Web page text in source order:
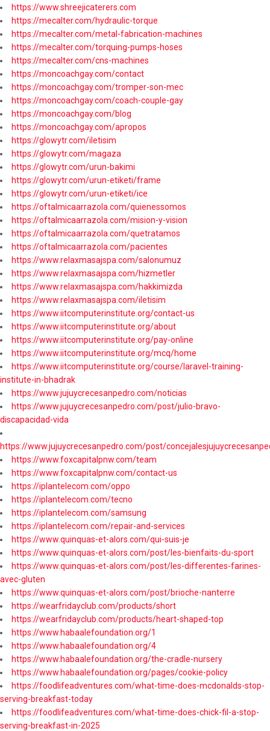
https://www.shreejicaterers.com
https://mecalter.com/hydraulic-torque
https://mecalter.com/metal-fabrication-machines
https://mecalter.com/torquing-pumps-hoses
https://mecalter.com/cns-machines
https://moncoachgay.com/contact
https://moncoachgay.com/tromper-son-mec
https://moncoachgay.com/coach-couple-gay
https://moncoachgay.com/blog
https://moncoachgay.com/apropos
https://glowytr.com/iletisim
https://glowytr.com/magaza
https://glowytr.com/urun-bakimi
https://glowytr.com/urun-etiketi/frame
https://glowytr.com/urun-etiketi/ice
https://oftalmicaarrazola.com/quienessomos
https://oftalmicaarrazola.com/mision-y-vision
https://oftalmicaarrazola.com/quetratamos
https://oftalmicaarrazola.com/pacientes
https://www.relaxmasajspa.com/salonumuz
https://www.relaxmasajspa.com/hizmetler
https://www.relaxmasajspa.com/hakkimizda
https://www.relaxmasajspa.com/iletisim
https://www.iitcomputerinstitute.org/contact-us
https://www.iitcomputerinstitute.org/about
https://www.iitcomputerinstitute.org/pay-online
https://www.iitcomputerinstitute.org/mcq/home
https://www.iitcomputerinstitute.org/course/laravel-training-
institute-in-bhadrak
https://www.jujuycrecesanpedro.com/noticias
https://www.jujuycrecesanpedro.com/post/julio-bravo-
discapacidad-vida
https://www.jujuycrecesanpedro.com/post/
https://www.foxcapitalpnw.com/team
https://www.foxcapitalpnw.com/contact-us
https://iplantelecom.com/oppo
https://iplantelecom.com/tecno
https://iplantelecom.com/samsung
https://iplantelecom.com/repair-and-services
https://www.quinquas-et-alors.com/qui-suis-je
https://www.quinquas-et-alors.com/post/les-bienfaits-du-sport
https://www.quinquas-et-alors.com/post/les-differentes-farines-
avec-gluten
https://www.quinquas-et-alors.com/post/brioche-nanterre
https://wearfridayclub.com/products/short
https://wearfridayclub.com/products/heart-shaped-top
https://www.habaalefoundation.org/1
https://www.habaalefoundation.org/4
https://www.habaalefoundation.org/the-cradle-nursery
https://www.habaalefoundation.org/pages/cookie-policy
https://foodlifeadventures.com/what-time-does-mcdonalds-stop-
serving-breakfast-today
https://foodlifeadventures.com/what-time-does-chick-fil-a-stop-
serving-breakfast-in-2025